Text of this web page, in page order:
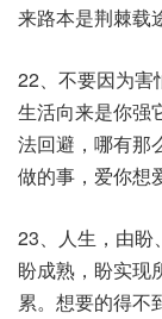
来路本是荆棘载
22、不要因为害
生活向来是你强
法回避，哪有那
做的事，爱你想
23、人生，由盼
盼成熟，盼实现
累。想要的得不